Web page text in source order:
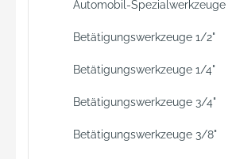
Automobil-Spezialwerkzeuge
Betätigungswerkzeuge 1/2"
Betätigungswerkzeuge 1/4"
Betätigungswerkzeuge 3/4"
Betätigungswerkzeuge 3/8"